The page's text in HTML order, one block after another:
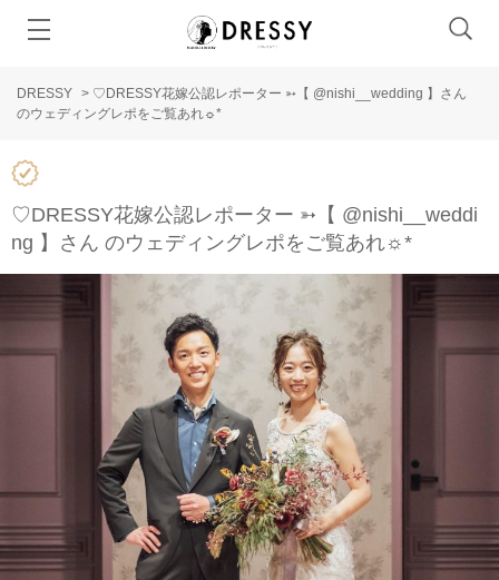
DRESSY > ♡DRESSY花嫁公認レポーター ➳【 @nishi__wedding 】さん
のウェディングレポをご覧あれ☼*
♡DRESSY花嫁公認レポーター ➳【 @nishi__weddi
ng 】さん のウェディングレポをご覧あれ☼*